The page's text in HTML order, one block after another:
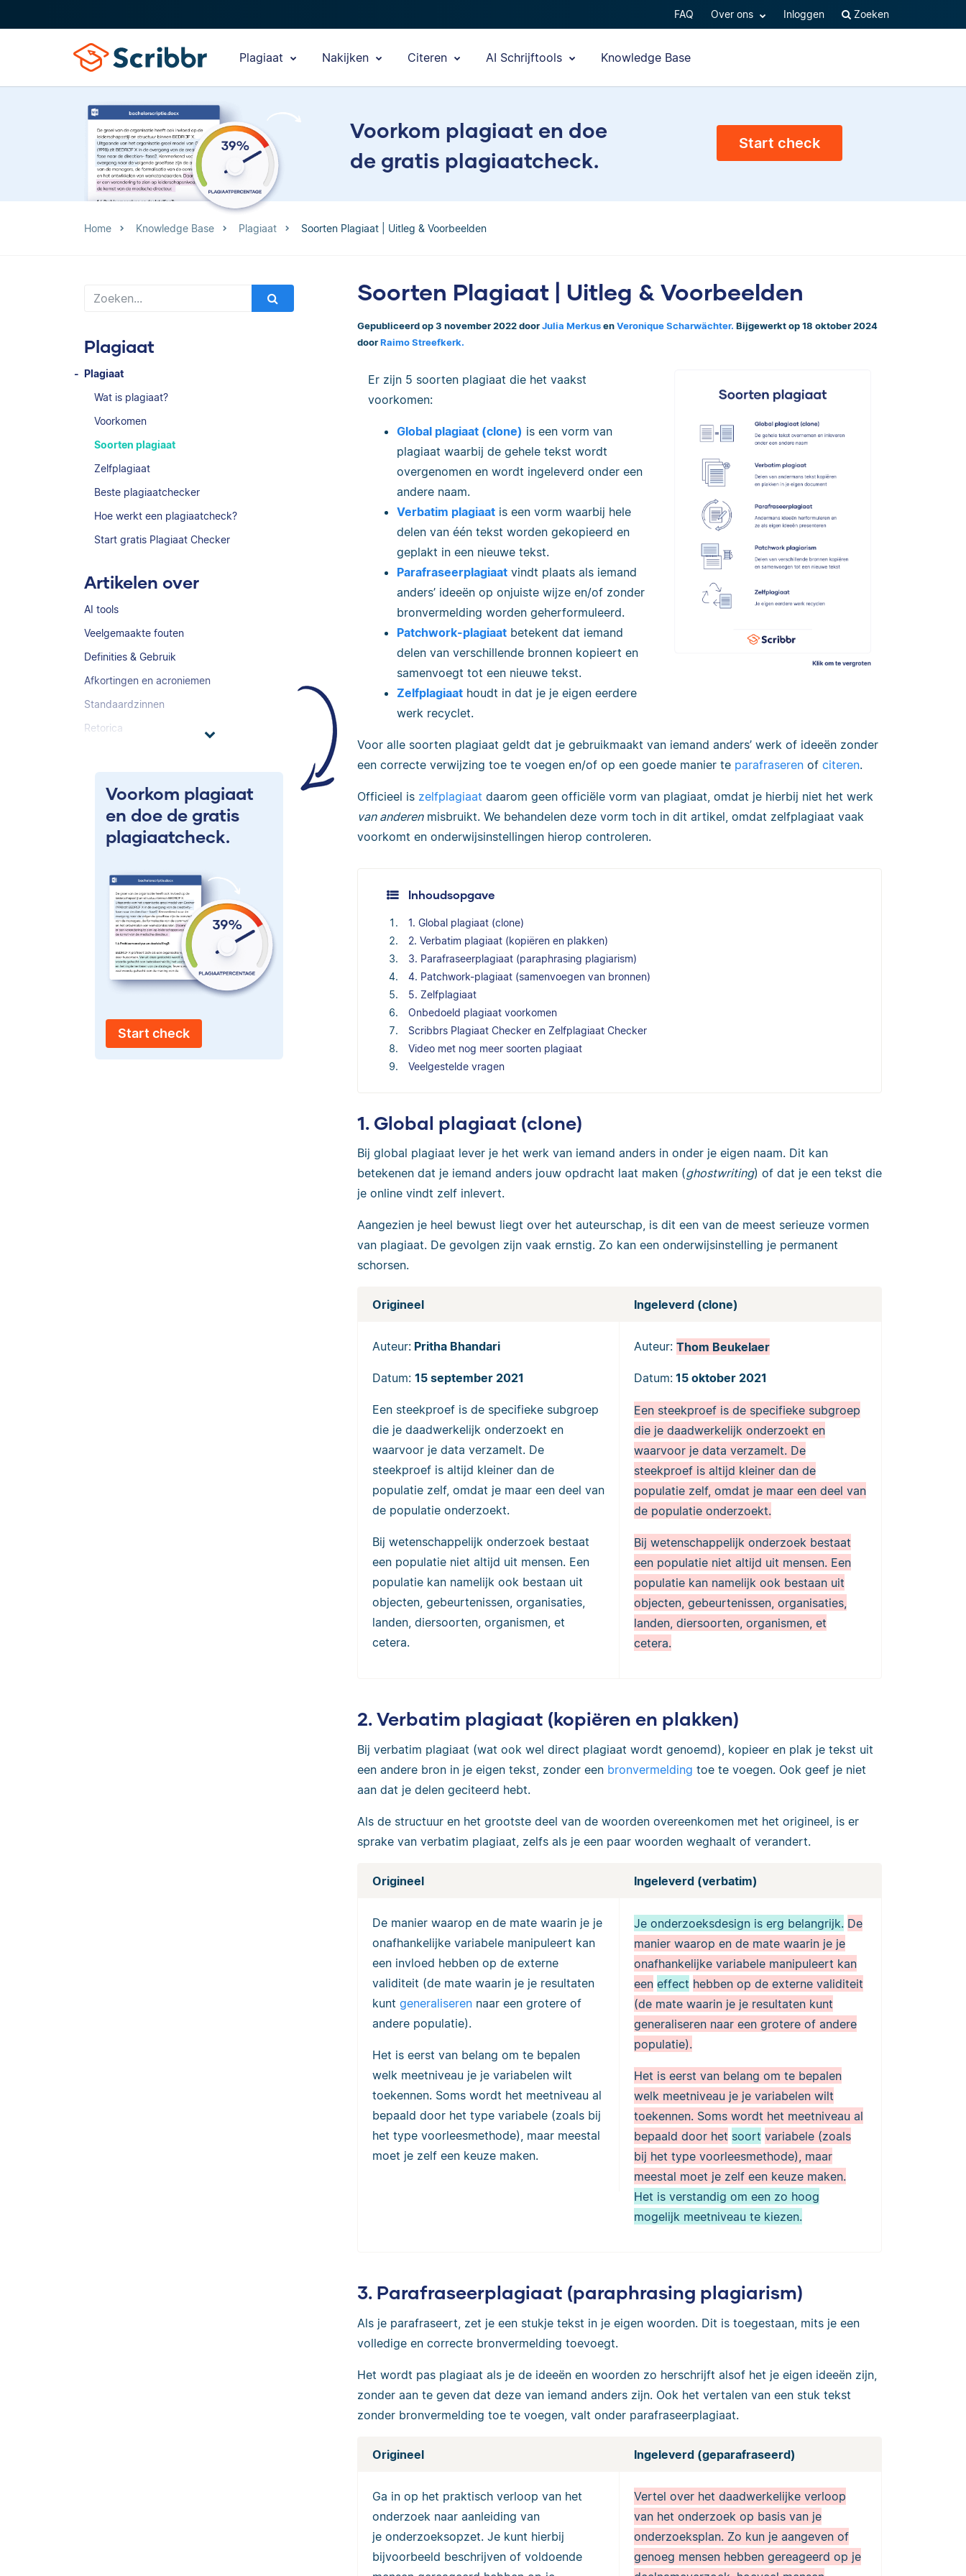
FAQ Over ons Inloggen Zoeken
Plagiaat Nakijken Citeren AI Schrijftools Knowledge Base
Voorkom plagiaat en doe
de gratis plagiaatcheck.
Start check
Home Knowledge Base Plagiaat Soorten Plagiaat | Uitleg & Voorbeelden
Plagiaat
Plagiaat
Wat is plagiaat?
Voorkomen
Soorten plagiaat
Zelfplagiaat
Beste plagiaatchecker
Hoe werkt een plagiaatcheck?
Start gratis Plagiaat Checker
Artikelen over
AI tools
Veelgemaakte fouten
Definities & Gebruik
Afkortingen en acroniemen
Standaardzinnen
Retorica
Voorkom plagiaat
en doe de gratis
plagiaatcheck.
Start check
Soorten Plagiaat | Uitleg & Voorbeelden
Gepubliceerd op 3 november 2022 door Julia Merkus en Veronique Scharwächter. Bijgewerkt op 18 oktober 2024
door Raimo Streefkerk.
Er zijn 5 soorten plagiaat die het vaakst
voorkomen:
Global plagiaat (clone) is een vorm van
plagiaat waarbij de gehele tekst wordt
overgenomen en wordt ingeleverd onder een
andere naam.
Verbatim plagiaat is een vorm waarbij hele
delen van één tekst worden gekopieerd en
geplakt in een nieuwe tekst.
Parafraseerplagiaat vindt plaats als iemand
anders’ ideeën op onjuiste wijze en/of zonder
bronvermelding worden geherformuleerd.
Patchwork-plagiaat betekent dat iemand
delen van verschillende bronnen kopieert en
samenvoegt tot een nieuwe tekst.
Zelfplagiaat houdt in dat je je eigen eerdere
werk recyclet.
Voor alle soorten plagiaat geldt dat je gebruikmaakt van iemand anders’ werk of ideeën zonder
een correcte verwijzing toe te voegen en/of op een goede manier te parafraseren of citeren.
Officieel is zelfplagiaat daarom geen officiële vorm van plagiaat, omdat je hierbij niet het werk
van anderenmisbruikt. We behandelen deze vorm toch in dit artikel, omdat zelfplagiaat vaak
voorkomt en onderwijsinstellingen hierop controleren.
Inhoudsopgave
1. Global plagiaat (clone)
2. Verbatim plagiaat (kopiëren en plakken)
3. Parafraseerplagiaat (paraphrasing plagiarism)
4. Patchwork-plagiaat (samenvoegen van bronnen)
5. Zelfplagiaat
Onbedoeld plagiaat voorkomen
Scribbrs Plagiaat Checker en Zelfplagiaat Checker
Video met nog meer soorten plagiaat
Veelgestelde vragen
1. Global plagiaat (clone)
Bij global plagiaat lever je het werk van iemand anders in onder je eigen naam. Dit kan
betekenen dat je iemand anders jouw opdracht laat maken (ghostwriting) of dat je een tekst die
je online vindt zelf inlevert.
Aangezien je heel bewust liegt over het auteurschap, is dit een van de meest serieuze vormen
van plagiaat. De gevolgen zijn vaak ernstig. Zo kan een onderwijsinstelling je permanent
schorsen.
Origineel
Auteur: Pritha Bhandari
Datum: 15 september 2021
Een steekproef is de specifieke subgroep
die je daadwerkelijk onderzoekt en
waarvoor je data verzamelt. De
steekproef is altijd kleiner dan de
populatie zelf, omdat je maar een deel van
de populatie onderzoekt.
Bij wetenschappelijk onderzoek bestaat
een populatie niet altijd uit mensen. Een
populatie kan namelijk ook bestaan uit
objecten, gebeurtenissen, organisaties,
landen, diersoorten, organismen, et
cetera.
Ingeleverd (clone)
Auteur: Thom Beukelaer
Datum: 15 oktober 2021
Een steekproef is de specifieke subgroep
die je daadwerkelijk onderzoekt en
waarvoor je data verzamelt. De
steekproef is altijd kleiner dan de
populatie zelf, omdat je maar een deel van
de populatie onderzoekt.
Bij wetenschappelijk onderzoek bestaat
een populatie niet altijd uit mensen. Een
populatie kan namelijk ook bestaan uit
objecten, gebeurtenissen, organisaties,
landen, diersoorten, organismen, et
cetera.
2. Verbatim plagiaat (kopiëren en plakken)
Bij verbatim plagiaat (wat ook wel direct plagiaat wordt genoemd), kopieer en plak je tekst uit
een andere bron in je eigen tekst, zonder een bronvermelding toe te voegen. Ook geef je niet
aan dat je delen geciteerd hebt.
Als de structuur en het grootste deel van de woorden overeenkomen met het origineel, is er
sprake van verbatim plagiaat, zelfs als je een paar woorden weghaalt of verandert.
Origineel
De manier waarop en de mate waarin je je
onafhankelijke variabele manipuleert kan
een invloed hebben op de externe
validiteit (de mate waarin je je resultaten
kunt generaliseren naar een grotere of
andere populatie).
Het is eerst van belang om te bepalen
welk meetniveau je je variabelen wilt
toekennen. Soms wordt het meetniveau al
bepaald door het type variabele (zoals bij
het type voorleesmethode), maar meestal
moet je zelf een keuze maken.
Ingeleverd (verbatim)
Je onderzoeksdesign is erg belangrijk. De
manier waarop en de mate waarin je je
onafhankelijke variabele manipuleert kan
een effect hebben op de externe validiteit
(de mate waarin je je resultaten kunt
generaliseren naar een grotere of andere
populatie).
Het is eerst van belang om te bepalen
welk meetniveau je je variabelen wilt
toekennen. Soms wordt het meetniveau al
bepaald door het soort variabele (zoals
bij het type voorleesmethode), maar
meestal moet je zelf een keuze maken.
Het is verstandig om een zo hoog
mogelijk meetniveau te kiezen.
3. Parafraseerplagiaat (paraphrasing plagiarism)
Als je parafraseert, zet je een stukje tekst in je eigen woorden. Dit is toegestaan, mits je een
volledige en correcte bronvermelding toevoegt.
Het wordt pas plagiaat als je de ideeën en woorden zo herschrijft alsof het je eigen ideeën zijn,
zonder aan te geven dat deze van iemand anders zijn. Ook het vertalen van een stuk tekst
zonder bronvermelding toe te voegen, valt onder parafraseerplagiaat.
Origineel
Ga in op het praktisch verloop van het
onderzoek naar aanleiding van
je onderzoeksopzet. Je kunt hierbij
bijvoorbeeld beschrijven of voldoende
Ingeleverd (geparafraseerd)
Vertel over het daadwerkelijke verloop
van het onderzoek op basis van je
onderzoeksplan. Zo kun je aangeven of
genoeg mensen hebben gereageerd op je